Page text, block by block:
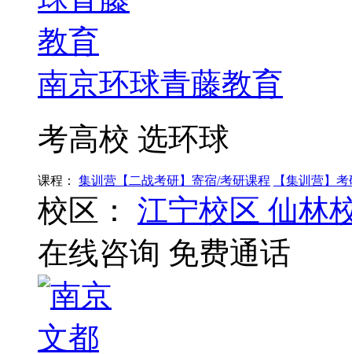
南京环球青藤教育
考高校 选环球
课程： 集训营【二战考研】寄宿/考研课程 【集训营】
校区： 江宁校区 仙林
在线咨询 免费通话